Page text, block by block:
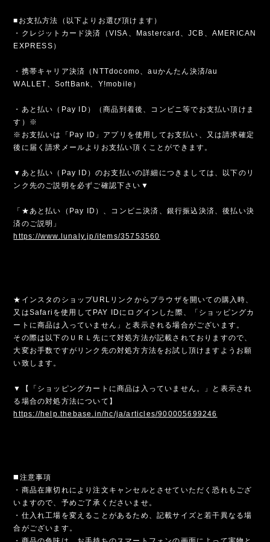
■お支払方法（以下よりお選び頂けます）
・クレジットカード決済（VISA、Mastercard、JCB、AMERICAN
EXPRESS）
・携帯キャリア決済（NTTdocomo、auかんたん決済/au
WALLET、SoftBank、Y!mobile）
・あと払い（Pay ID）（商品到着後、コンビニ等でお支払い頂けま
す）※
※お支払いは「Pay ID」アプリを使用してお支払い、又は請求確定
後に届く請求メールよりお支払い頂くことができます。
▼あと払い（Pay ID）のお支払いの詳細につきましては、以下のリ
ンク先のご説明を必ずご確認下さい▼
「★あと払い（Pay ID）、コンビニ決済、銀行振込決済、後払い決
済のご説明」
https://www.lunaly.jp/items/35753560
★インスタのショップURLリンクからブラウザを開いての購入時、
又はSafariを使用してPAY IDにログインした際、「ショッピングカ
ートに商品は入っていません」と表示される場合がございます。
その際は以下のＵＲＬ先にて対処方法が記載されておりますので、
大変お手数ですがリンク先の対処方方法をお試し頂けますようお願
い致します。
▼【「ショッピングカートに商品は入っていません。」と表示され
る場合の対処方法について】
https://help.thebase.in/hc/ja/articles/900005699246
◼️注意事項
・商品在庫切れにより注文キャンセルとさせていただく恐れもござ
いますので、予めご了承くださいませ。
・仕入れ工場を変えることがあるため、記載サイズと若干異なる場
合がございます。